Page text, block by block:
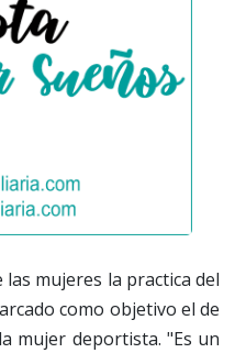
mujeres la practica del
como objetivo el de
mujer deportista. "Es un